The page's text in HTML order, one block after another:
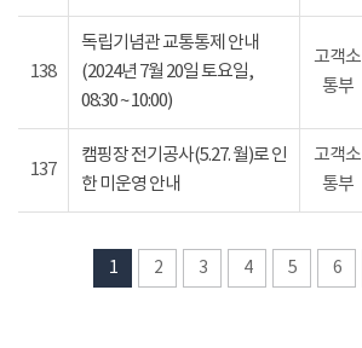
138
독립기념관 교통통제 안내
(2024년 7월 20일 토요일,
08:30 ~ 10:00)
고객소
통부
137
캠핑장 전기공사(5.27. 월)로 인
한 미운영 안내
고객소
통부
1 2 3 4 5 6